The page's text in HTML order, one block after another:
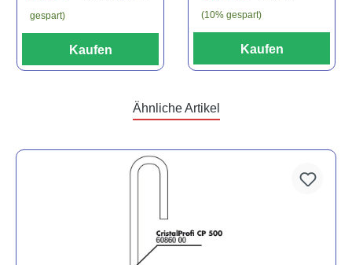
gespart)
Kaufen
(10% gespart)
Kaufen
Ähnliche Artikel